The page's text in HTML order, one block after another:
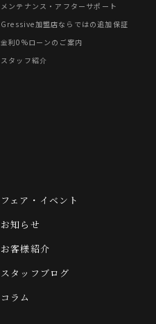
メンテナンス・アフターサポート
Gressive加盟店ならではの追加保証
金利0%ローンのご案内
スタッフ紹介
フェア・イベント
お知らせ
お客様紹介
スタッフブログ
コラム